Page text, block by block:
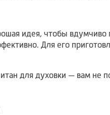
идея, чтобы
Для его
для духовки — вам не